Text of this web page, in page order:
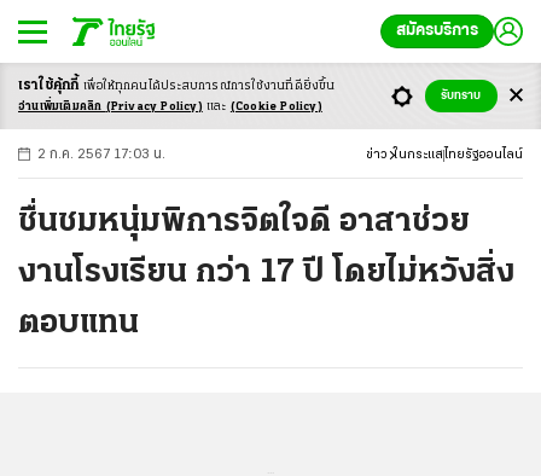
สมัครบริการ
-ก ก ก+
2 ก.ค. 2567 17:03 น. ข่าว ในกระแส ไทยรัฐออนไลน์
ชื่นชมหนุ่มพิการจิตใจดี อาสาช่วย
งานโรงเรียน กว่า 17 ปี โดยไม่หวังสิ่ง
ตอบแทน
เราใช้คุ้กกี้ เพื่อให้ทุกคนได้ประสบการณ์การใช้งานที่ดียิ่งขึ้น
อ่านเพิ่มเติมคลิก (Privacy Policy) และ (Cookie Policy)
รับทราบ